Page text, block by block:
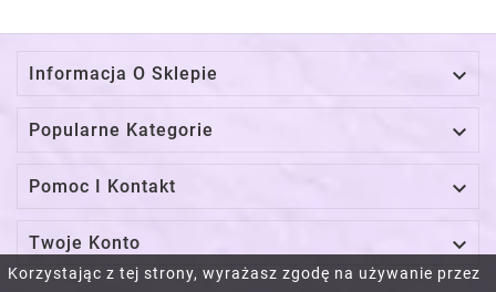
Korzystając z tej strony, wyrażasz zgodę na używanie przez
Informacja O Sklepie 
Popularne Kategorie 
Pomoc I Kontakt 
Twoje Konto 